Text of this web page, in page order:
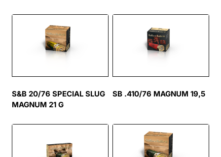
S&B 20/76 SPECIAL SLUG
MAGNUM 21 G
SB .410/76 MAGNUM 19,5